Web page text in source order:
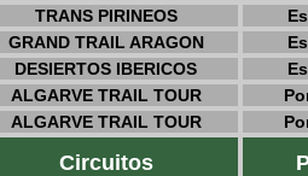
TRANS PIRINEOS
GRAND TRAIL ARAGON
DESIERTOS IBERICOS
ALGARVE TRAIL TOUR
ALGARVE TRAIL TOUR
Circuitos